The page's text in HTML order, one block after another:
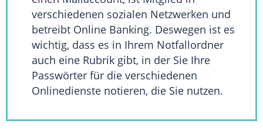
verschiedenen sozialen Netzwerken und
betreibt Online Banking. Deswegen ist es
wichtig, dass es in Ihrem Notfallordner
auch eine Rubrik gibt, in der Sie Ihre
Passwörter für die verschiedenen
Onlinedienste notieren, die Sie nutzen.